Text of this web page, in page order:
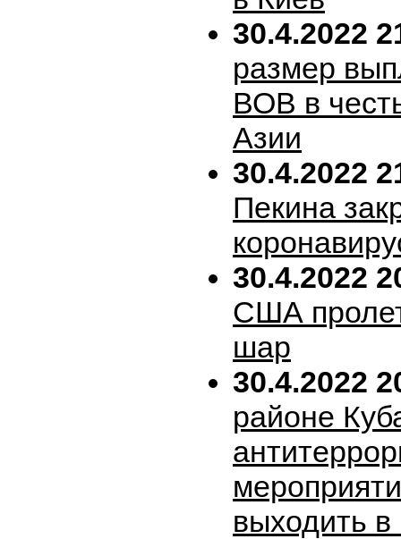
30.4.2022
размер
ВОВ в
Азии
30.4.2022
Пекина
30.4.2022
США
шар
30.4.2022
районе
выходить